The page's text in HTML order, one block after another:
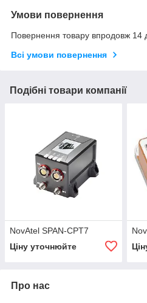
Умови повернення
Повернення товару впродовж 14
Всі умови повернення
Подібні товари компанії
NovAtel SPAN-CPT7
Ціну уточнюйте
Про нас